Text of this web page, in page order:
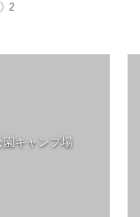
2
キャンプ場